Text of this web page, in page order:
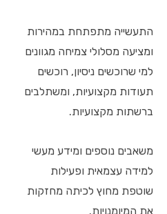
התעשייה מתפתחת במהירות
ומציעה מסלולי צמיחה מגוונים
למי שרוכשים ניסיון, רוכשים
תעודות מקצועיות, ומשתלבים
ברשתות מקצועיות.
משאבים נוספים ומידע מעשי
למידה עצמאית ופעילות
שוטפת מחוץ לכיתה מחזקות
את המיומנויות.